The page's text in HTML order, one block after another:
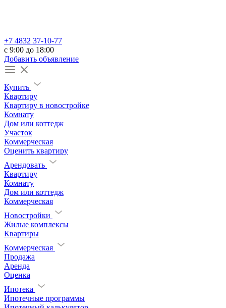
+7 4832 37-10-77
c 9:00 до 18:00
Добавить объявление
Купить
Квартиру
Квартиру в новостройке
Комнату
Дом или коттедж
Участок
Коммерческая
Оценить квартиру
Арендовать
Квартиру
Комнату
Дом или коттедж
Коммерческая
Новостройки
Жилые комплексы
Квартиры
Коммерческая
Продажа
Аренда
Оценка
Ипотека
Ипотечные программы